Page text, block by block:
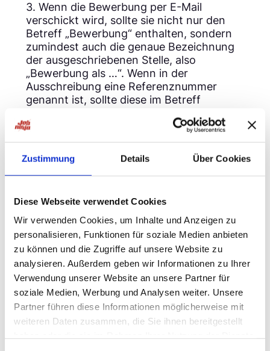
Zustimmung Details Über Cookies
Diese Webseite verwendet Cookies
Wir verwenden Cookies, um Inhalte und Anzeigen zu
personalisieren, Funktionen für soziale Medien anbieten
zu können und die Zugriffe auf unsere Website zu
analysieren. Außerdem geben wir Informationen zu Ihrer
Verwendung unserer Website an unsere Partner für
soziale Medien, Werbung und Analysen weiter. Unsere
Partner führen diese Informationen möglicherweise mit
weiteren Daten zusammen, die Sie ihnen bereitgestellt
3. Wenn die Bewerbung per E-Mail
verschickt wird, sollte sie nicht nur den
Betreff „Bewerbung“ enthalten, sondern
zumindest auch die genaue Bezeichnung
der ausgeschriebenen Stelle, also
„Bewerbung als …“. Wenn in der
Ausschreibung eine Referenznummer
genannt ist, sollte diese im Betreff
4. Nicht digital vorliegende Unterlagen,
wie beispielsweise Arbeitszeugnisse
sollten leserlich und gerade ausgerichtet
eingescannt werden, einzelne Seiten nicht
keine Zeilen oder Absätze abgeschnitten
sein. Was so selbstverständlich erscheint,
ist noch längst kein Standard. Etwa jede
zweite digitale Bewerbung erfüllt solche
einfachen Standards nicht. Hochwertige
Scans lassen sich mittlerweile auch mit
einem Smartphone, einer entsprechenden
Scan-App und etwas Sorgfalt anfertigen.
5. Gerade wenn man viele Zeugnisse oder